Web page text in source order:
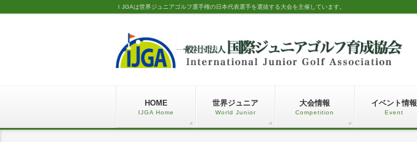
ＩJGAは世界ジュニアゴルフ選手権の日本代表選手を選抜する大会を主催しています。
HOME
IJGA Home
世界ジュニア
World Junior
大会情報
Competition
イベント情報
Event